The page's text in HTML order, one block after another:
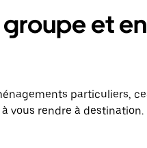
et
particuliers,
vous rendre à destination.